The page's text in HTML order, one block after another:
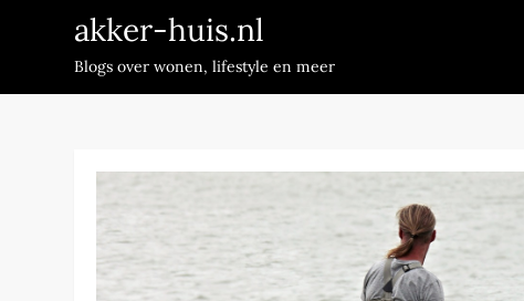
akker-huis.nl
Blogs over wonen, lifestyle en meer